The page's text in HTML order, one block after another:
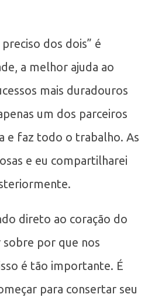
dos dois” é
a melhor ajuda ao
mais duradouros
um dos parceiros
e faz todo o trabalho. As
e eu compartilharei
direto ao coração do
por que nos
é tão importante. É
para consertar seu